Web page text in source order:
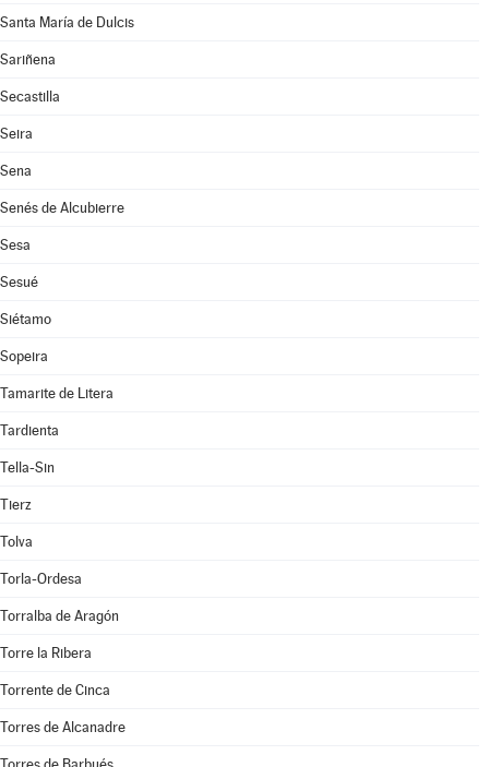
Santa María de Dulcis
Sariñena
Secastilla
Seira
Sena
Senés de Alcubierre
Sesa
Sesué
Siétamo
Sopeira
Tamarite de Litera
Tardienta
Tella-Sin
Tierz
Tolva
Torla-Ordesa
Torralba de Aragón
Torre la Ribera
Torrente de Cinca
Torres de Alcanadre